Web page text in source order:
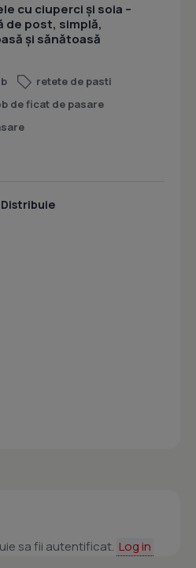
cu ciuperci și soia –
de post, simplă,
și sănătoasă
retete de pasti
de ficat de pasare
Distribuie
sa fii autentificat. Log in